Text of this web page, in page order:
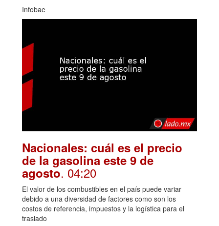
Infobae
Nacionales: cuál es el precio
de la gasolina este 9 de
agosto. 04:20
El valor de los combustibles en el país puede variar
debido a una diversidad de factores como son los
costos de referencia, impuestos y la logística para el
traslado